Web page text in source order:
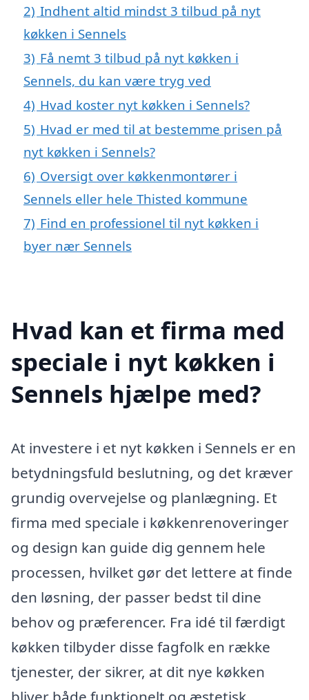
2) Indhent altid mindst 3 tilbud på nyt
køkken i Sennels
3) Få nemt 3 tilbud på nyt køkken i
Sennels, du kan være tryg ved
4) Hvad koster nyt køkken i Sennels?
5) Hvad er med til at bestemme prisen på
nyt køkken i Sennels?
6) Oversigt over køkkenmontører i
Sennels eller hele Thisted kommune
7) Find en professionel til nyt køkken i
byer nær Sennels
Hvad kan et firma med
speciale i nyt køkken i
Sennels hjælpe med?
At investere i et nyt køkken i Sennels er en
betydningsfuld beslutning, og det kræver
grundig overvejelse og planlægning. Et
firma med speciale i køkkenrenoveringer
og design kan guide dig gennem hele
processen, hvilket gør det lettere at finde
den løsning, der passer bedst til dine
behov og præferencer. Fra idé til færdigt
køkken tilbyder disse fagfolk en række
tjenester, der sikrer, at dit nye køkken